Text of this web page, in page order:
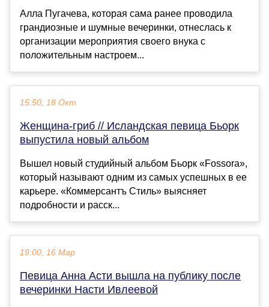
Алла Пугачева, которая сама ранее проводила
грандиозные и шумные вечеринки, отнеслась к
организации мероприятия своего внука с
положительным настроем...
15:50, 18 Окт
Женщина-гриб // Исландская певица Бьорк
выпустила новый альбом
Вышел новый студийный альбом Бьорк «Fossora»,
который называют одним из самых успешных в ее
карьере. «Коммерсантъ Стиль» выясняет
подробности и расск...
19:00, 16 Мар
Певица Анна Асти вышла на публику после
вечеринки Насти Ивлеевой